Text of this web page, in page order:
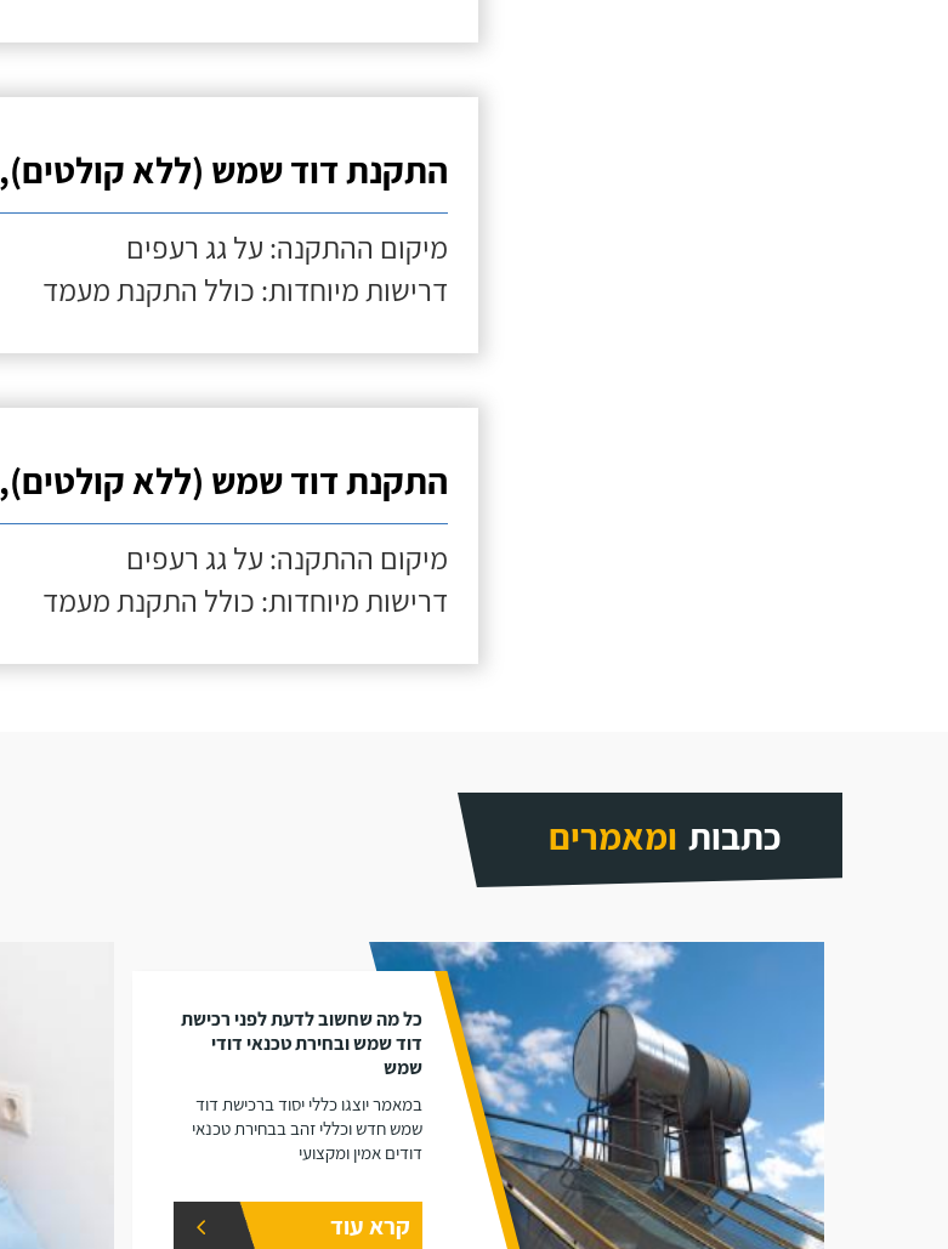
התקנת דוד שמש (ללא קולטים), 150 ליטר
מיקום ההתקנה: על גג רעפים
דרישות מיוחדות: כולל התקנת מעמד
התקנת דוד שמש (ללא קולטים), 80 ליטר
מיקום ההתקנה: על גג רעפים
דרישות מיוחדות: כולל התקנת מעמד
כתבות ומאמרים
כל מה שחשוב לדעת לפני רכישת
דוד שמש ובחירת טכנאי דודי
שמש
במאמר יוצגו כללי יסוד ברכישת דוד
שמש חדש וכללי זהב בבחירת טכנאי
דודים אמין ומקצועי
קרא עוד